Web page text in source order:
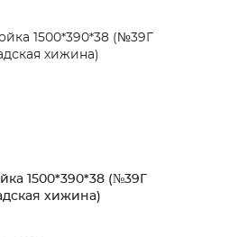
1500*390*38 (№39Г
хижина)